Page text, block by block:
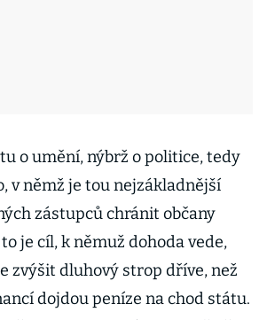
o umění, nýbrž o politice, tedy
v němž je tou nejzákladnější
zástupců chránit občany
je cíl, k němuž dohoda vede,
zvýšit dluhový strop dříve, než
dojdou peníze na chod státu.